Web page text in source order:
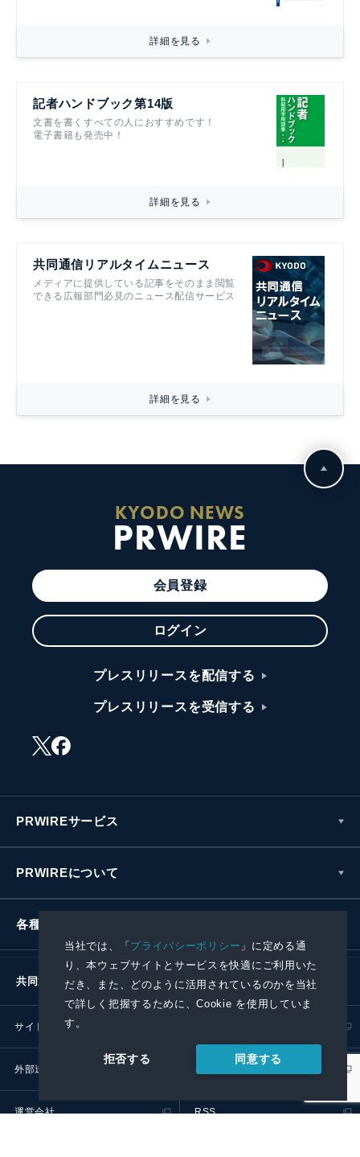
当社では、「プライバシーポリシー 」に定める通
り、本ウェブサイトとサービスを快適にご利用いた
だき、また、どのように活用されているのかを当社
で詳しく把握するために、Cookie を使用していま
す。
拒否する 同意する
詳細を見る
記者ハンドブック第14版
文書を書くすべての人におすすめです！
電子書籍も発売中！
詳細を見る
共同通信リアルタイムニュース
メディアに提供している記事をそのまま閲覧
できる広報部門必見のニュース配信サービス
詳細を見る
KYODO NEWS
PRWIRE
会員登録
ログイン
プレスリリースを配信する
プレスリリースを受信する
PRWIREサービス
PRWIREについて
各種お問い合わせ
共同通信社グループ
サイトポリシー
外部送信ポリシー
運営会社 RSS